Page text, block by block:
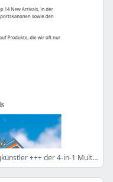
Die neue Generation ferngesteuerter Flugkünstler +++ der 4-in-1 Multigrill +++ die kabellosen Powerpakete für Ihre Küche